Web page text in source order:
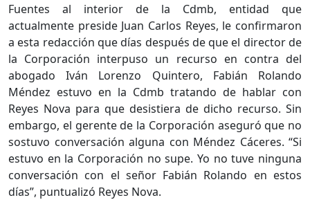
Fuentes al interior de la Cdmb, entidad que
actualmente preside Juan Carlos Reyes, le confirmaron
a esta redacción que días después de que el director de
la Corporación interpuso un recurso en contra del
abogado Iván Lorenzo Quintero, Fabián Rolando
Méndez estuvo en la Cdmb tratando de hablar con
Reyes Nova para que desistiera de dicho recurso. Sin
embargo, el gerente de la Corporación aseguró que no
sostuvo conversación alguna con Méndez Cáceres. “Si
estuvo en la Corporación no supe. Yo no tuve ninguna
conversación con el señor Fabián Rolando en estos
días”, puntualizó Reyes Nova.